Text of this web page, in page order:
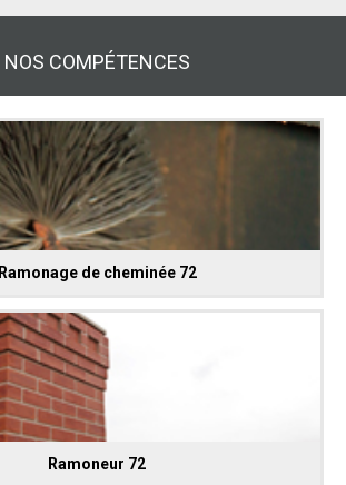
NOS COMPÉTENCES
Ramonage de cheminée 72
Ramoneur 72